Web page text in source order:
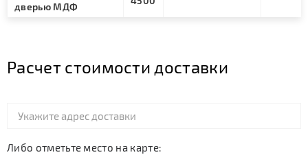
дверью МДФ
Расчет стоимости доставки
Либо отметьте место на карте: